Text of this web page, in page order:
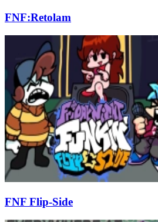
FNF:Retolam
FNF Flip-Side